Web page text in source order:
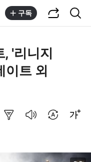
구독
'리니지
이트 외